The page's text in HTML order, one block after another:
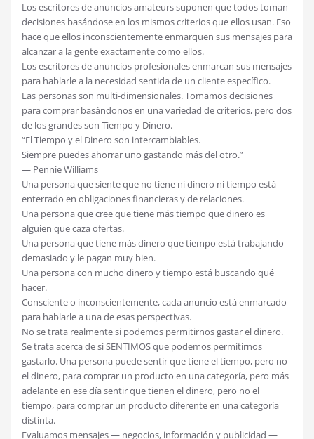
Los escritores de anuncios amateurs suponen que todos toman
decisiones basándose en los mismos criterios que ellos usan. Eso
hace que ellos inconscientemente enmarquen sus mensajes para
alcanzar a la gente exactamente como ellos.
Los escritores de anuncios profesionales enmarcan sus mensajes
para hablarle a la necesidad sentida de un cliente específico.
Las personas son multi-dimensionales. Tomamos decisiones
para comprar basándonos en una variedad de criterios, pero dos
de los grandes son Tiempo y Dinero.
“El Tiempo y el Dinero son intercambiables.
Siempre puedes ahorrar uno gastando más del otro.”
— Pennie Williams
Una persona que siente que no tiene ni dinero ni tiempo está
enterrado en obligaciones financieras y de relaciones.
Una persona que cree que tiene más tiempo que dinero es
alguien que caza ofertas.
Una persona que tiene más dinero que tiempo está trabajando
demasiado y le pagan muy bien.
Una persona con mucho dinero y tiempo está buscando qué
hacer.
Consciente o inconscientemente, cada anuncio está enmarcado
para hablarle a una de esas perspectivas.
No se trata realmente si podemos permitirnos gastar el dinero.
Se trata acerca de si SENTIMOS que podemos permitirnos
gastarlo. Una persona puede sentir que tiene el tiempo, pero no
el dinero, para comprar un producto en una categoría, pero más
adelante en ese día sentir que tienen el dinero, pero no el
tiempo, para comprar un producto diferente en una categoría
distinta.
Evaluamos mensajes — negocios, información y publicidad —